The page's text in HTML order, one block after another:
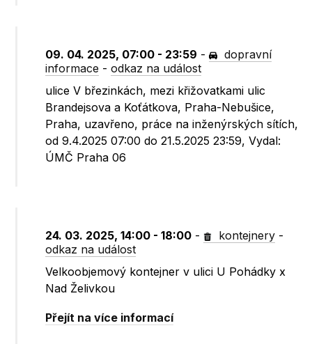
09. 04. 2025, 07:00 - 23:59 -
dopravní
informace -odkaz na událost
ulice V březinkách, mezi křižovatkami ulic
Brandejsova a Koťátkova, Praha-Nebušice,
Praha, uzavřeno, práce na inženýrských sítích,
od 9.4.2025 07:00 do 21.5.2025 23:59, Vydal:
ÚMČ Praha 06
24. 03. 2025, 14:00 - 18:00 - kontejnery -
odkaz na událost
Velkoobjemový kontejner v ulici U Pohádky x
Nad Želivkou
Přejít na více informací